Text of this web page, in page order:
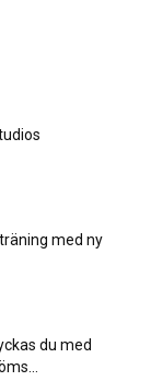
med ny
du med